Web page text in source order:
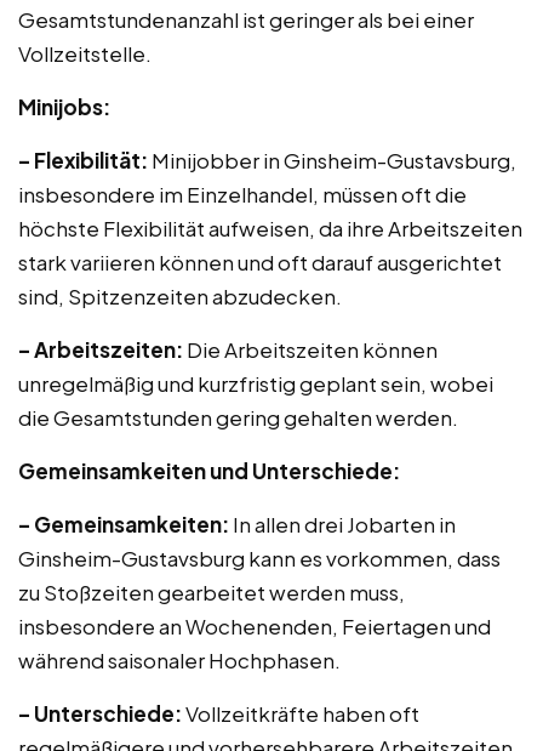
Gesamtstundenanzahl ist geringer als bei einer
Vollzeitstelle.
Minijobs:
– Flexibilität: Minijobber in Ginsheim-Gustavsburg,
insbesondere im Einzelhandel, müssen oft die
höchste Flexibilität aufweisen, da ihre Arbeitszeiten
stark variieren können und oft darauf ausgerichtet
sind, Spitzenzeiten abzudecken.
– Arbeitszeiten: Die Arbeitszeiten können
unregelmäßig und kurzfristig geplant sein, wobei
die Gesamtstunden gering gehalten werden.
Gemeinsamkeiten und Unterschiede:
– Gemeinsamkeiten: In allen drei Jobarten in
Ginsheim-Gustavsburg kann es vorkommen, dass
zu Stoßzeiten gearbeitet werden muss,
insbesondere an Wochenenden, Feiertagen und
während saisonaler Hochphasen.
– Unterschiede:Vollzeitkräfte haben oft